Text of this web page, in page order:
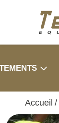
Accueil /